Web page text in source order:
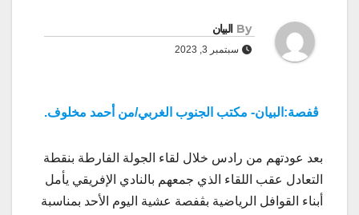
By البيان
سبتمبر 3, 2023
ڨفصة:البيان- مكتب الجنوب الغربي/من أحمد مخلوف.
بعد عودتهم من رادس خلال لقاء الجولة الفارطة بنقطة
التعادل عقب اللقاء الذي جمعهم بالنادي الإفريقي يأمل
أبناء القوافل الرياضية بڨفصة عشية اليوم الأحد بمناسبة